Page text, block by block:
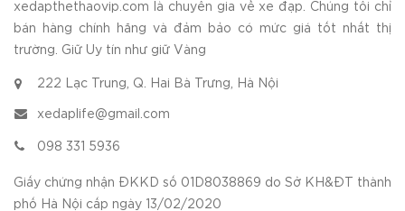
xedapthethaovip.com là chuyên gia về xe đạp. Chúng tôi chỉ
bán hàng chính hãng và đảm bảo có mức giá tốt nhất thị
trường. Giữ Uy tín như giữ Vàng
222 Lạc Trung, Q. Hai Bà Trưng, Hà Nội
xedaplife@gmail.com
098 331 5936
Giấy chứng nhận ĐKKD số 01D8038869 do Sở KH&ĐT thành
phố Hà Nội cấp ngày 13/02/2020